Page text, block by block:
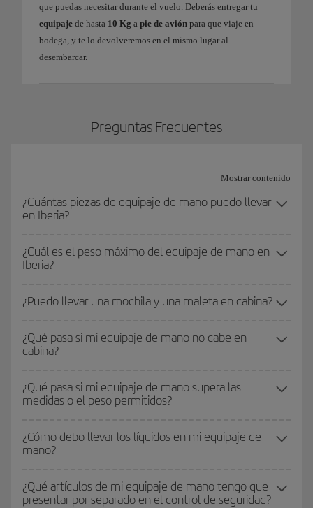
que puedas necesitar durante el vuelo. Deberás entregar tu
equipaje de hasta 10 Kg a pie de avión para que viaje en
bodega, y te lo devolveremos en el mismo lugar al
desembarcar.
Preguntas Frecuentes
Mostrar contenido
¿Cuántas piezas de equipaje de mano puedo llevar
en Iberia?
¿Cuál es el peso máximo del equipaje de mano en
Iberia?
¿Puedo llevar una mochila y una maleta en cabina?
¿Qué pasa si mi equipaje de mano no cabe en
cabina?
¿Qué pasa si mi equipaje de mano supera las
medidas o el peso permitidos?
¿Cómo debo llevar los líquidos en mi equipaje de
mano?
¿Qué artículos de mi equipaje de mano tengo que
presentar por separado en el control de seguridad?